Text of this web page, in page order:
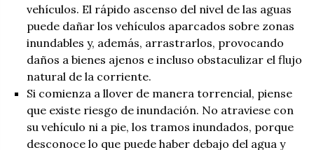
vehículos. El rápido ascenso del nivel de las aguas
puede dañar los vehículos aparcados sobre zonas
inundables y, además, arrastrarlos, provocando
daños a bienes ajenos e incluso obstaculizar el flujo
natural de la corriente.
Si comienza a llover de manera torrencial, piense
que existe riesgo de inundación. No atraviese con
su vehículo ni a pie, los tramos inundados, porque
desconoce lo que puede haber debajo del agua y